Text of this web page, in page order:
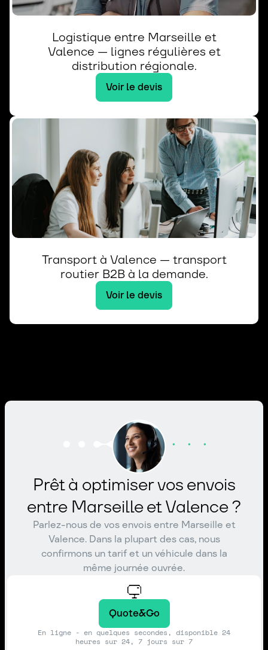
Logistique entre Marseille et
Valence — lignes régulières et
distribution régionale.
Voir le devis
Transport à Valence — transport
routier B2B à la demande.
Voir le devis
Prêt à optimiser vos envois
entre Marseille et Valence ?
Parlez-nous de vos envois entre Marseille et
Valence. Dans la plupart des cas, nous
confirmons un tarif et un véhicule dans la
même journée ouvrée.
Quote&Go
En ligne - en quelques secondes, disponible 24
heures sur 24, 7 jours sur 7